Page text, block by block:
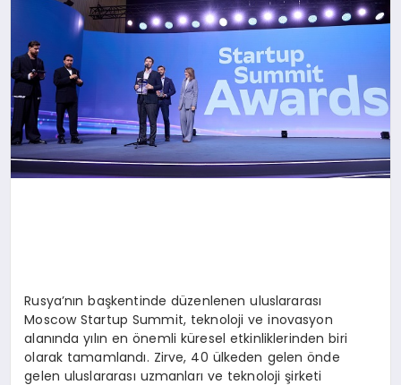
Rusya’nın başkentinde düzenlenen uluslararası
Moscow Startup Summit, teknoloji ve inovasyon
alanında yılın en önemli küresel etkinliklerinden biri
olarak tamamlandı. Zirve, 40 ülkeden gelen önde
gelen uluslararası uzmanları ve teknoloji şirketi